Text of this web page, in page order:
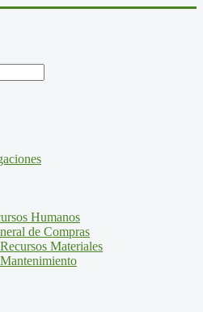
Humanos
de Compras
Materiales